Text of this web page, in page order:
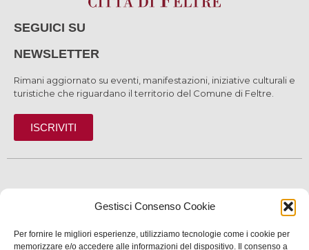
Gestisci Consenso Cookie
Per fornire le migliori esperienze, utilizziamo tecnologie come i cookie per
memorizzare e/o accedere alle informazioni del dispositivo. Il consenso a
SEGUICI SU
NEWSLETTER
Rimani aggiornato su eventi, manifestazioni, iniziative culturali e
turistiche che riguardano il territorio del Comune di Feltre.
ISCRIVITI